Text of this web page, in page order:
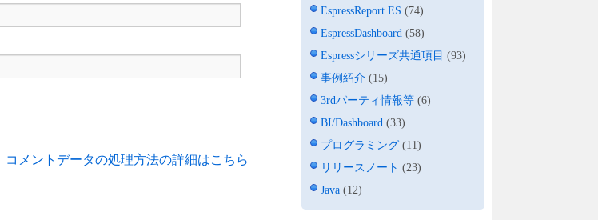
コメントデータの処理方法の詳細はこちら
EspressReport ES (74)
EspressDashboard (58)
Espressシリーズ共通項目 (93)
事例紹介 (15)
3rdパーティ情報等 (6)
BI/Dashboard (33)
プログラミング (11)
リリースノート (23)
Java (12)